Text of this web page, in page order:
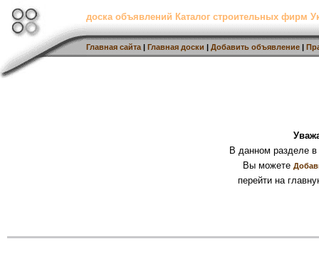
доска объявлений Каталог строительных фирм
Главная сайта | Главная доски | Добавить объявление |
В данном разделе
Вы можете
перейти на